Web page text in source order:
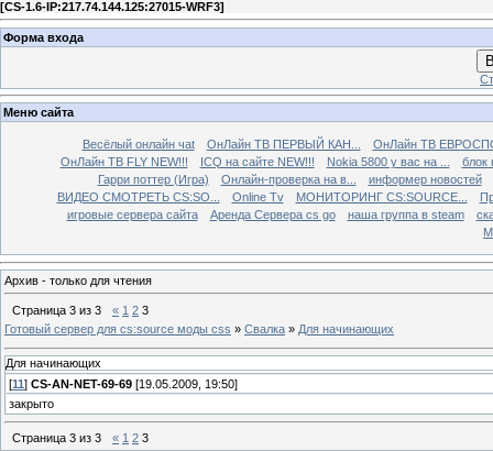
[CS-1.6-IP:217.74.144.125:27015-WRF3]
Форма входа
Меню сайта
Весёлый онлайн чаt ОнЛайн ТВ ПЕРВЫЙ КАН...
ОнЛайн ТВ
ОнЛайн ТВ FLY NEW!!!
ICQ на сайте NEW!!! Nokia 5800 у вас на ...
блок
Гарри поттер (Игра)
Онлайн-проверка на в...
информер новостей
ВИДЕО СМОТРЕТЬ CS:SO...
Online Tv МОНИТОРИНГ CS:SOURCE...
игровые сервера сайта
Аренда Сервера cs go наша группа в steam
Архив - только для чтения
Страница 3 из 3 « 1 2 3
Готовый сервер для cs:source моды css » Свалка » Для начинающих
Для начинающих
[11 ] CS-AN-NET-69-69 [19.05.2009, 19:50]
закрыто
Страница 3 из 3 « 1 2 3